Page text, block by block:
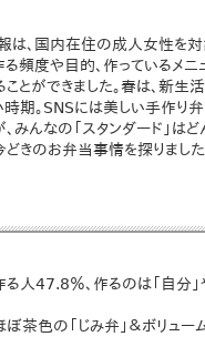
は、国内在住の成人女性を対
頻度や目的、作っているメニ
とができました。春は、新生
時期。SNSには美しい手作り
みんなの「スタンダード」は
きのお弁当事情を探りました
人47.8％、作るのは「自分」
茶色の「じみ弁」＆ボリュー